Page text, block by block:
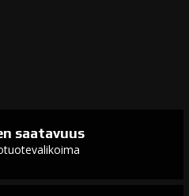
saatavuus